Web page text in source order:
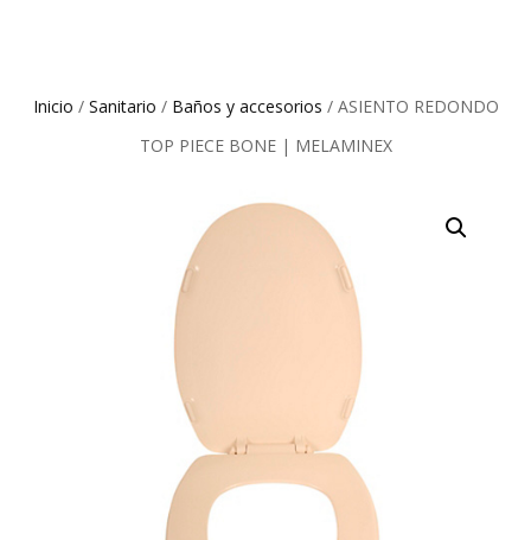
Inicio / Sanitario / Baños y accesorios / ASIENTO REDONDO
TOP PIECE BONE | MELAMINEX